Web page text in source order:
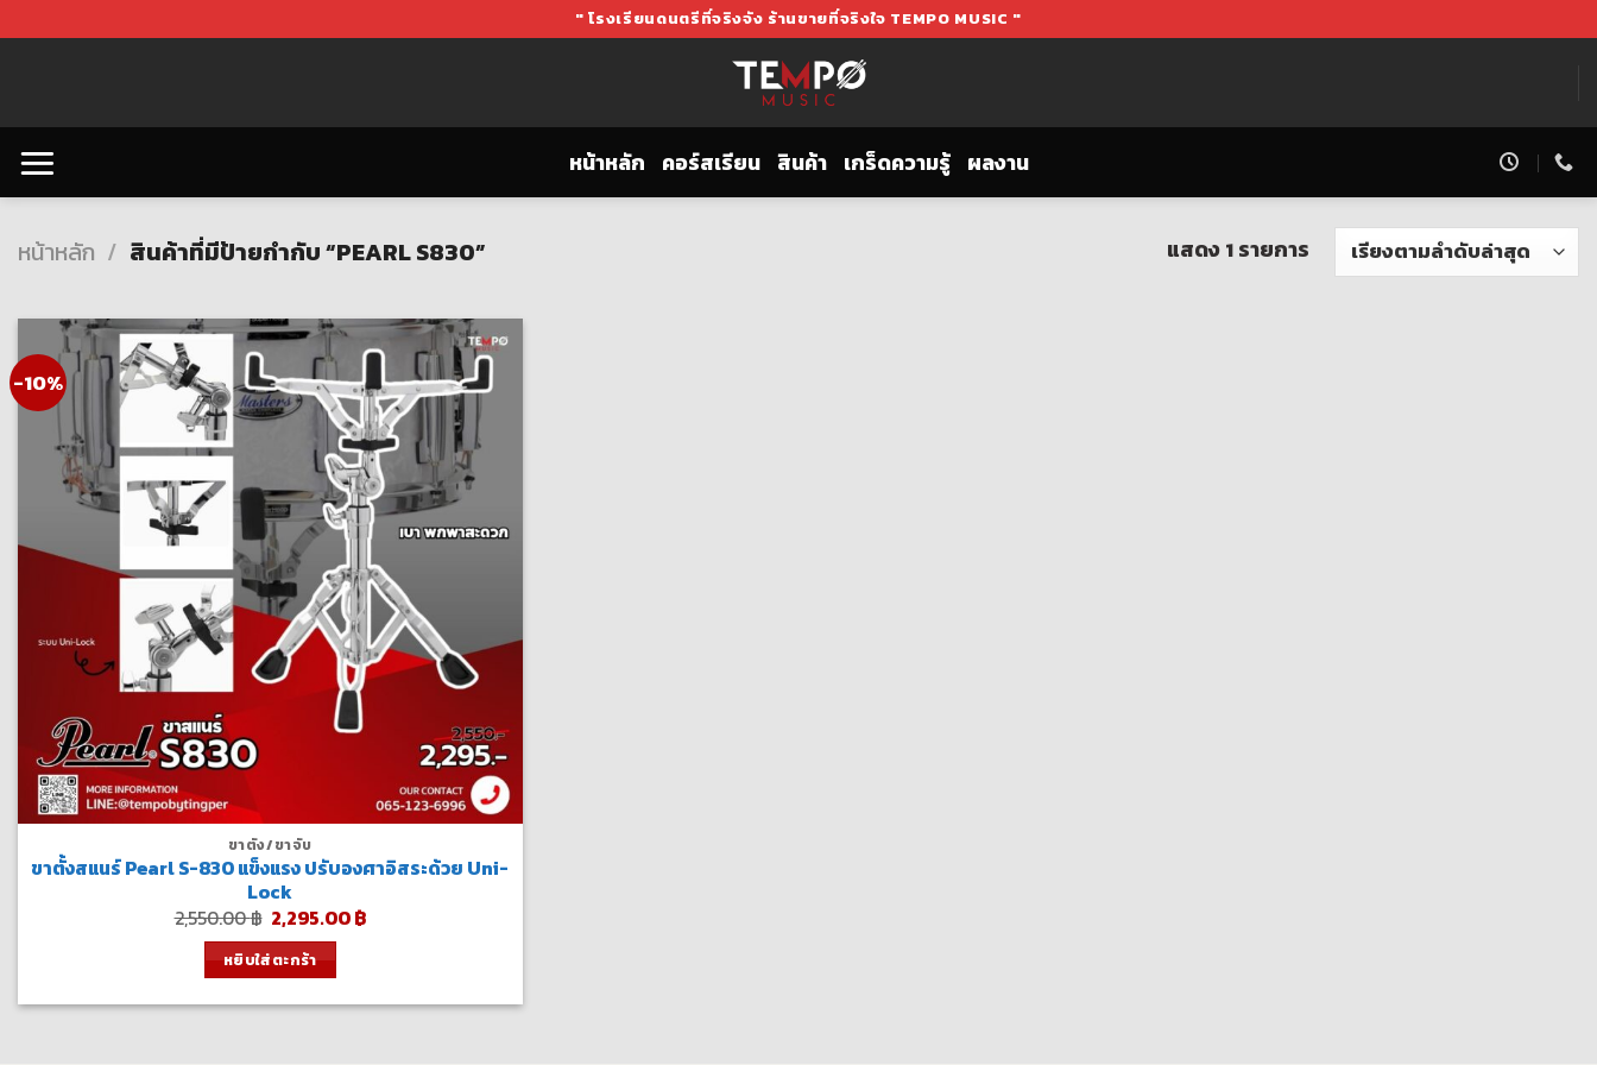
to
" โรงเรียนดนตรีที่จริงจัง ร้านขายที่จริงใจ TEMPO MUSIC "
หน้าหลัก คอร์สเรียน สินค้า เกร็ดความรู้ ผลงาน
หน้าหลัก / สินค้าที่มีป้ายกำกับ “PEARL S830” แสดง 1 รายการ
-10%
ขาตั้ง/ขาจับ
ขาตั้งสแนร์ Pearl S-830 แข็งแรง ปรับองศาอิสระด้วย Uni-
Lock
2,550.00฿ Original
price
was:
2,550.00 ฿.
2,295.00฿Current
หยิบใส่ตะกร้า